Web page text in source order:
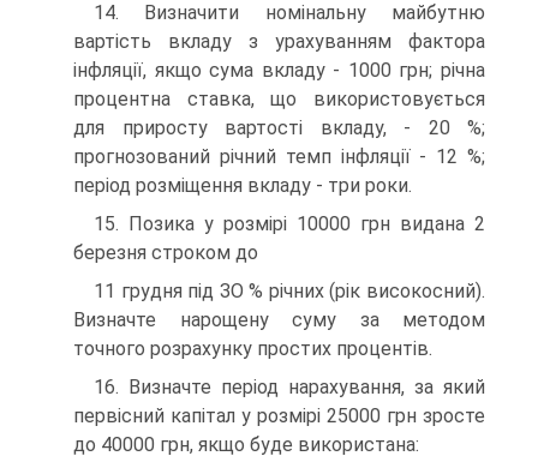
14. Визначити номінальну майбутню
вартість вкладу з урахуванням фактора
інфляції, якщо сума вкладу - 1000 грн; річна
процентна ставка, що використовується
для приросту вартості вкладу, - 20 %;
прогнозований річний темп інфляції - 12 %;
період розміщення вкладу - три роки.
15. Позика у розмірі 10000 грн видана 2
березня строком до
11 грудня під ЗО % річних (рік високосний).
Визначте нарощену суму за методом
точного розрахунку простих процентів.
16. Визначте період нарахування, за який
первісний капітал у розмірі 25000 грн зросте
до 40000 грн, якщо буде використана: